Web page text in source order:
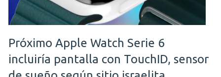
Próximo Apple Watch Serie 6
incluiría pantalla con TouchID, sensor